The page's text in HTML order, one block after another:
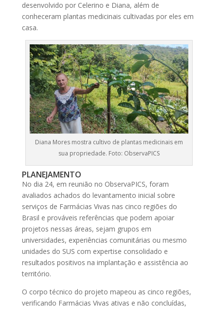
desenvolvido por Celerino e Diana, além de
conheceram plantas medicinais cultivadas por eles em
casa.
Diana Mores mostra cultivo de plantas medicinais em
sua propriedade. Foto: ObservaPICS
PLANEJAMENTO
No dia 24, em reunião no ObservaPICS, foram
avaliados achados do levantamento inicial sobre
serviços de Farmácias Vivas nas cinco regiões do
Brasil e prováveis referências que podem apoiar
projetos nessas áreas, sejam grupos em
universidades, experiências comunitárias ou mesmo
unidades do SUS com expertise consolidado e
resultados positivos na implantação e assistência ao
território.
O corpo técnico do projeto mapeou as cinco regiões,
verificando Farmácias Vivas ativas e não concluídas,